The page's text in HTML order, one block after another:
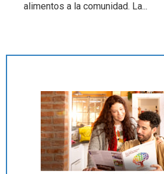
alimentos a la comunidad. La...